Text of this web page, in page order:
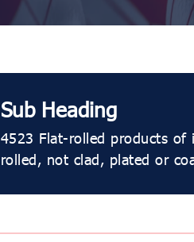
Sub Heading
4523 Flat-rolled products
rolled, not clad, plated or